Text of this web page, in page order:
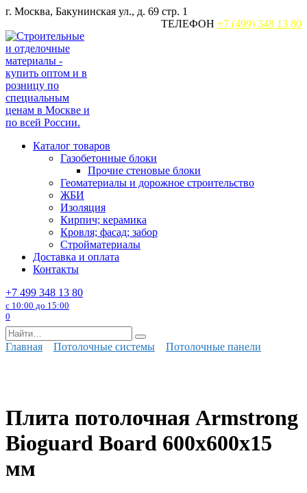
Перейти
содержанию
г. Москва, Бакунинская ул., д. 69 стр. 1
ТЕЛЕФОН +7 (499) 348 13 80
Каталог товаров
Газобетонные блоки
Прочие стеновые блоки
Геоматериалы и дорожное строительство
ЖБИ
Изоляция
Кирпич; керамика
Кровля; фасад; забор
Стройматериалы
Доставка и оплата
Контакты
+7 499 348 13 80
с 10:00 до 15:00
0
Search
for:
Главная Потолочные системы Потолочные панели
Плита потолочная Armstrong
Bioguard Board 600х600х15
мм